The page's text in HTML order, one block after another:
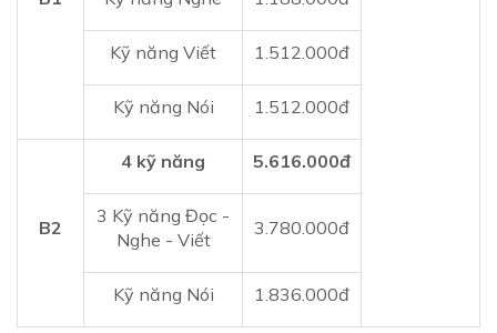
Kỹ năng Viết 1.512.000đ
Kỹ năng Nói 1.512.000đ
B2
4 kỹ năng 5.616.000đ
3 Kỹ năng Đọc -
Nghe - Viết
3.780.000đ
Kỹ năng Nói 1.836.000đ